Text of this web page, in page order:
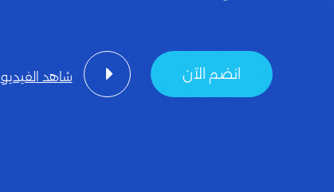
انضم الآن شاهد الفيديو